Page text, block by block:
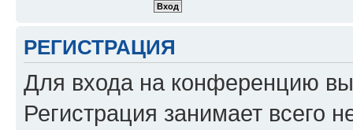
РЕГИСТРАЦИЯ
Для входа на конференцию
Регистрация занимает всего